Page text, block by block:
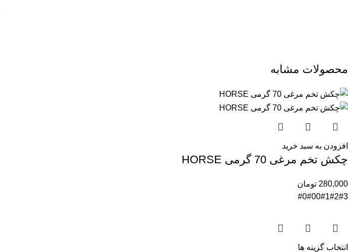
محصولات مشابه
افزودن به سبد خرید
چکش تخم مرغی 70 گرمی HORSE
280,000 تومان
#0#00#1#2#3
انتخاب گزینه ها